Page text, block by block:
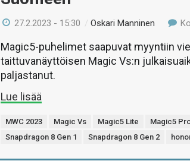
27.2.2023 - 15:30 /Oskari Manninen
Magic5-puhelimet saapuvat myyntiin
taittuvanäyttöisen Magic Vs:n
paljastanut.
Lue lisää
MWC 2023 Magic Vs Magic5 Lite Magic5
Snapdragon 8 Gen 1
Snapdragon 8 Gen 2